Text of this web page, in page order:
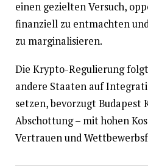
einen gezielten Versuch,
finanziell zu entmachten
zu marginalisieren.
Die Krypto-Regulierung
andere Staaten auf
setzen, bevorzugt Budapest
Abschottung – mit hohen
Vertrauen und